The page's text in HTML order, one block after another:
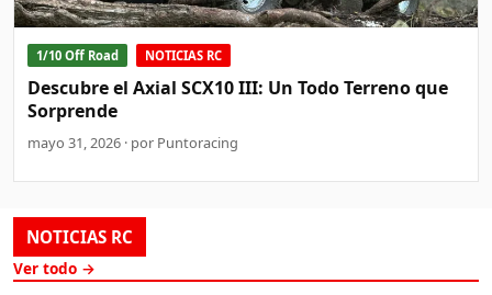
1/10 Off Road NOTICIAS RC
Descubre el Axial SCX10 III: Un Todo Terreno que
Sorprende
mayo 31, 2026 · por Puntoracing
NOTICIAS RC
Ver todo →